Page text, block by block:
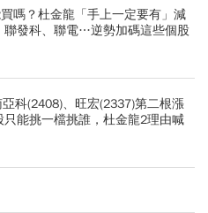
嗎？杜金龍「手上一定要有」減
聯發科、聯電…逆勢加碼這些個股
科(2408)、旺宏(2337)第二根漲
能挑一檔挑誰，杜金龍2理由喊